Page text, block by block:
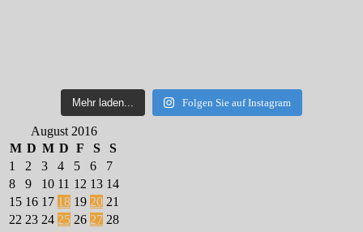
Mehr laden... Folgen Sie auf Instagram
August 2016
M D M D F S
S
1
2 3 4 5 6
7
8
9 10 11 12 13 14
15 16 17 18 19 20 21
22 23 24 25 26 27 28